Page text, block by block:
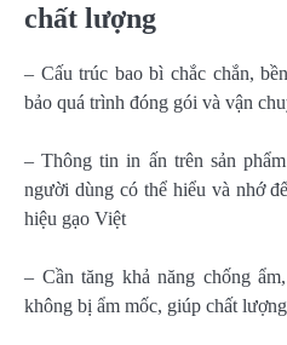
chất lượng
– Cấu trúc bao bì chắc chắn,
bảo quá trình đóng gói và vận
– Thông tin in ấn trên sản
người dùng có thể hiểu và nhớ
hiệu gạo Việt
– Cần tăng khả năng chống
không bị ẩm mốc, giúp chất